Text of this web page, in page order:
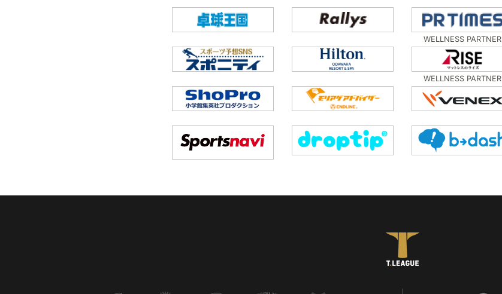
WELLNESS PARTNER
WELLNESS PARTNER